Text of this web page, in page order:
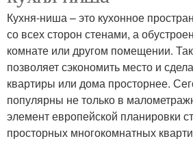
Кухня-ниша – это кухонное
со всех сторон стенами, а
комнате или другом помещении.
позволяет сэкономить место и
квартиры или дома просторнее.
популярны не только в
элемент европейской планировки
просторных многокомнатных